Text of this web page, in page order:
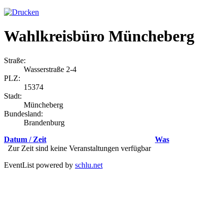
Wahlkreisbüro Müncheberg
Straße:
Wasserstraße 2-4
PLZ:
15374
Stadt:
Müncheberg
Bundesland:
Brandenburg
Datum / Zeit
Was
Zur Zeit sind keine Veranstaltungen verfügbar
EventList powered by schlu.net